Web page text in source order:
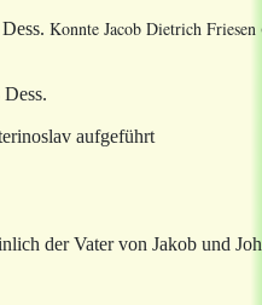
Konnte Jacob Dietrich
aufgeführt
der Vater von Jakob und